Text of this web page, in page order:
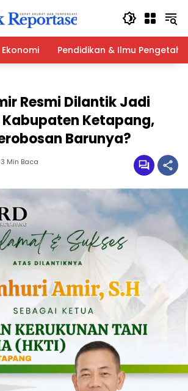
Ekonomi Pendidikan & Ilmu
Resmi Dilantik Jadi
Kabupaten Ketapang,
Barunya?
3 Min Baca